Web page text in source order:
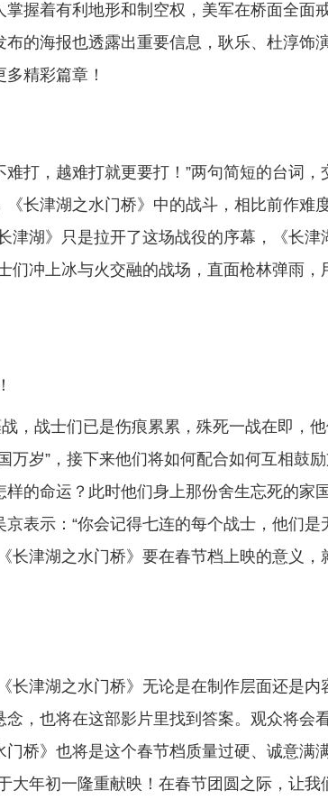
握着有利地形和制空权，美军在桥面全面
的海报也透露出重要信息，耿乐、杜淳饰
精彩篇章！
打，越难打就更要打！”两句简短的台词，
长津湖之水门桥》中的战斗，相比前作难
津湖》只是拉开了这场战役的序幕，《长津
们冲上冰与火交融的战场，直面枪林弹雨，
，战士们已是伤痕累累，殊死一战在即，
万岁”，接下来他们将如何配合如何互相鼓
的命运？此时他们身上那份舍生忘死的家
表示：“你会记得七连的每个战士，他们是
长津湖之水门桥》要在春节档上映的意义，
长津湖之水门桥》无论是在制作层面还是内
，也将在这部影片里找到答案。观众将会
桥》也将是这个春节档质量过硬、诚意满满
大年初一隆重献映！在春节团圆之际，让我